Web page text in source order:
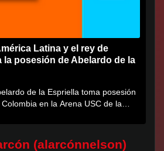
Latina y el rey de
la posesión de Abelardo de la
de la Espriella toma posesión
en la Arena USC de la
(alarcónnelson)